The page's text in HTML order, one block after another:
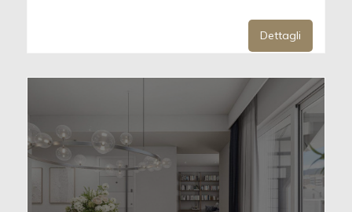
Dettagli